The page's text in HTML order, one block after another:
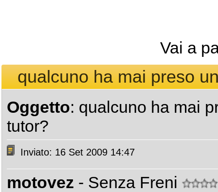
Vai a
qualcuno ha mai preso
Oggetto: qualcuno ha mai
tutor?
Inviato: 16 Set 2009 14:47
motovez - Senza Freni